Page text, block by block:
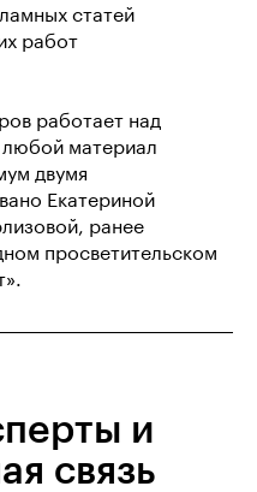
статей
работ
работает над
любой материал
двумя
Екатериной
ранее
просветительском
и
связь